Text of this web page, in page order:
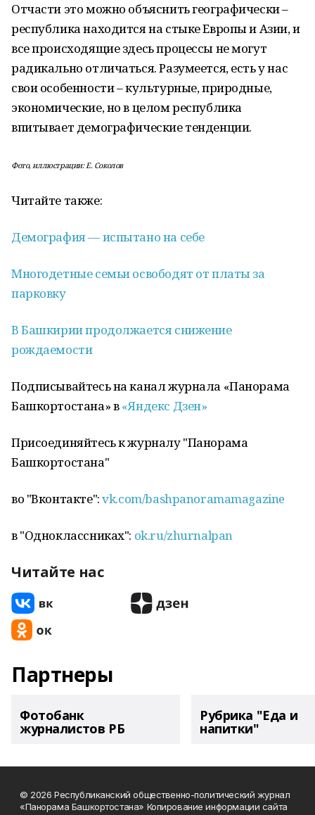
Отчасти это можно объяснить географически –
республика находится на стыке Европы и Азии, и
все происходящие здесь процессы не могут
радикально отличаться. Разумеется, есть у нас
свои особенности – культурные, природные,
экономические, но в целом республика
впитывает демографические тенденции.
Фото, иллюстрации: Е. Соколов
Читайте также:
Демография — испытано на себе
Многодетные семьи освободят от платы за
парковку
В Башкирии продолжается снижение
рождаемости
Подписывайтесь на канал журнала «Панорама
Башкортостана» в«Яндекс Дзен»
Присоединяйтесь к журналу "Панорама
Башкортостана"
во "Вконтакте":vk.com/bashpanoramamagazine
в "Одноклассниках": ok.ru/zhurnalpan
Читайте нас
Партнеры
Фотобанк
журналистов РБ
Рубрика "Еда и
напитки"
© 2026 Республиканский общественно-политический журнал
«Панорама Башкортостана» Копирование информации сайта